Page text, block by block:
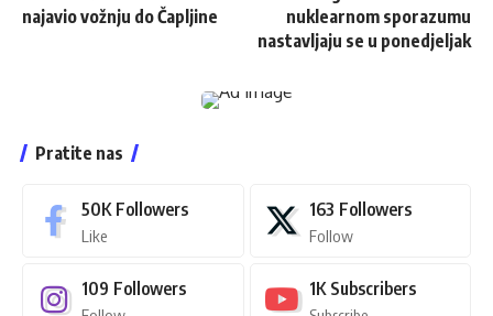
najavio vožnju do Čapljine
nuklearnom sporazumu
nastavljaju se u ponedjeljak
Pratite nas
50K Followers
Like
163 Followers
Follow
109 Followers 1K Subscribers